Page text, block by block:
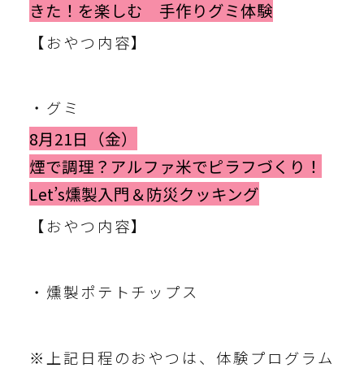
きた！を楽しむ 手作りグミ体験
【おやつ内容】
・グミ
8月21日（金）
煙で調理？アルファ米でピラフづくり！
Let’s燻製入門＆防災クッキング
【おやつ内容】
・燻製ポテトチップス
※上記日程のおやつは、体験プログラム